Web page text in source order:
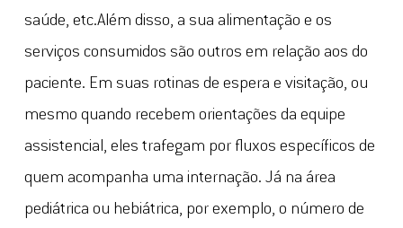
saúde, etc.Além disso, a sua alimentação e os
serviços consumidos são outros em relação aos do
paciente. Em suas rotinas de espera e visitação, ou
mesmo quando recebem orientações da equipe
assistencial, eles trafegam por fluxos específicos de
quem acompanha uma internação. Já na área
pediátrica ou hebiátrica, por exemplo, o número de